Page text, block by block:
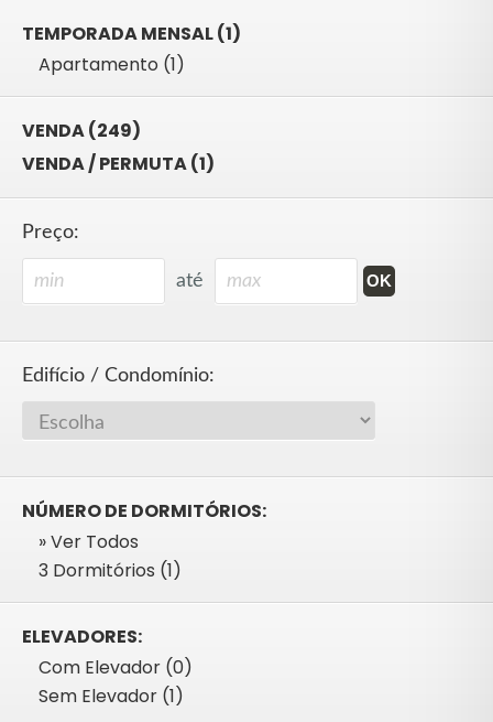
TEMPORADA MENSAL (1)
Apartamento (1)
VENDA (249)
VENDA / PERMUTA (1)
Preço:
até
Edifício / Condomínio:
NÚMERO DE DORMITÓRIOS:
» Ver Todos
3 Dormitórios (1)
ELEVADORES:
Com Elevador (0)
Sem Elevador (1)